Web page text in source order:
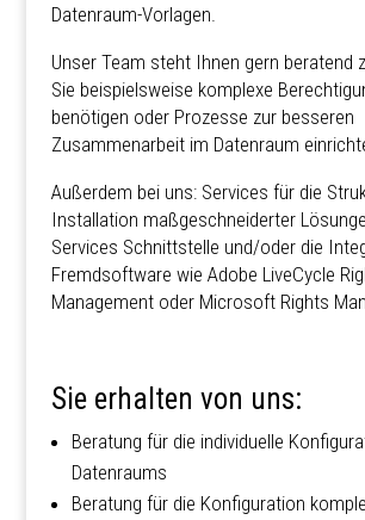
Datenraum-Vorlagen.
Unser Team steht Ihnen gern beratend
Sie beispielsweise komplexe
benötigen oder Prozesse zur besseren
Zusammenarbeit im Datenraum
Außerdem bei uns: Services für die
Installation maßgeschneiderter
Services Schnittstelle und/oder die
Fremdsoftware wie Adobe LiveCycle
Management oder Microsoft Rights
Sie erhalten von uns:
Beratung für die individuelle
Datenraums
Beratung für die Konfiguration